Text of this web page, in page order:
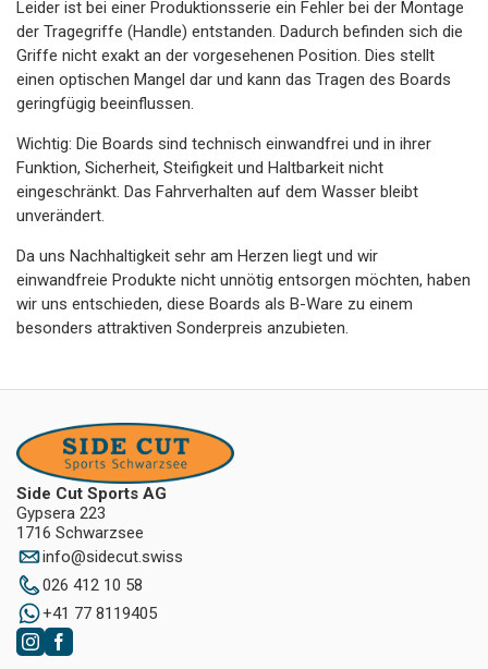
Leider ist bei einer Produktionsserie ein Fehler bei der Montage
der Tragegriffe (Handle) entstanden. Dadurch befinden sich die
Griffe nicht exakt an der vorgesehenen Position. Dies stellt
einen optischen Mangel dar und kann das Tragen des Boards
geringfügig beeinflussen.
Wichtig: Die Boards sind technisch einwandfrei und in ihrer
Funktion, Sicherheit, Steifigkeit und Haltbarkeit nicht
eingeschränkt. Das Fahrverhalten auf dem Wasser bleibt
unverändert.
Da uns Nachhaltigkeit sehr am Herzen liegt und wir
einwandfreie Produkte nicht unnötig entsorgen möchten, haben
wir uns entschieden, diese Boards als B-Ware zu einem
besonders attraktiven Sonderpreis anzubieten.
Side Cut Sports AG
Gypsera 223
1716 Schwarzsee
info@sidecut.swiss
026 412 10 58
+41 77 8119405